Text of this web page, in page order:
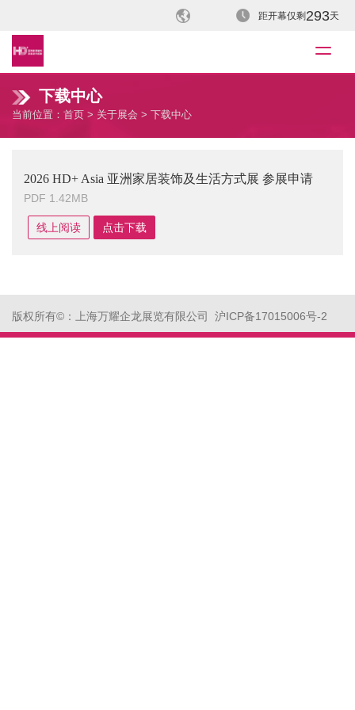
距开幕仅剩 293天
下载中心
当前位置： 首页 > 关于展会 > 下载中心
2026 HD+ Asia 亚洲家居装饰及生活方式展 参展申请
表
PDF 1.42MB
线上阅读 点击下载
版权所有©：上海万耀企龙展览有限公司 沪ICP备17015006号-2